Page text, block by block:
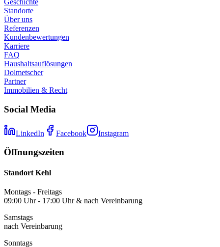
Geschichte
Standorte
Über uns
Referenzen
Kundenbewertungen
Karriere
FAQ
Haushaltsauflösungen
Dolmetscher
Partner
Immobilien & Recht
Social Media
LinkedIn Facebook Instagram
Öffnungszeiten
Standort Kehl
Montags - Freitags
09:00 Uhr - 17:00 Uhr & nach Vereinbarung
Samstags
nach Vereinbarung
Sonntags